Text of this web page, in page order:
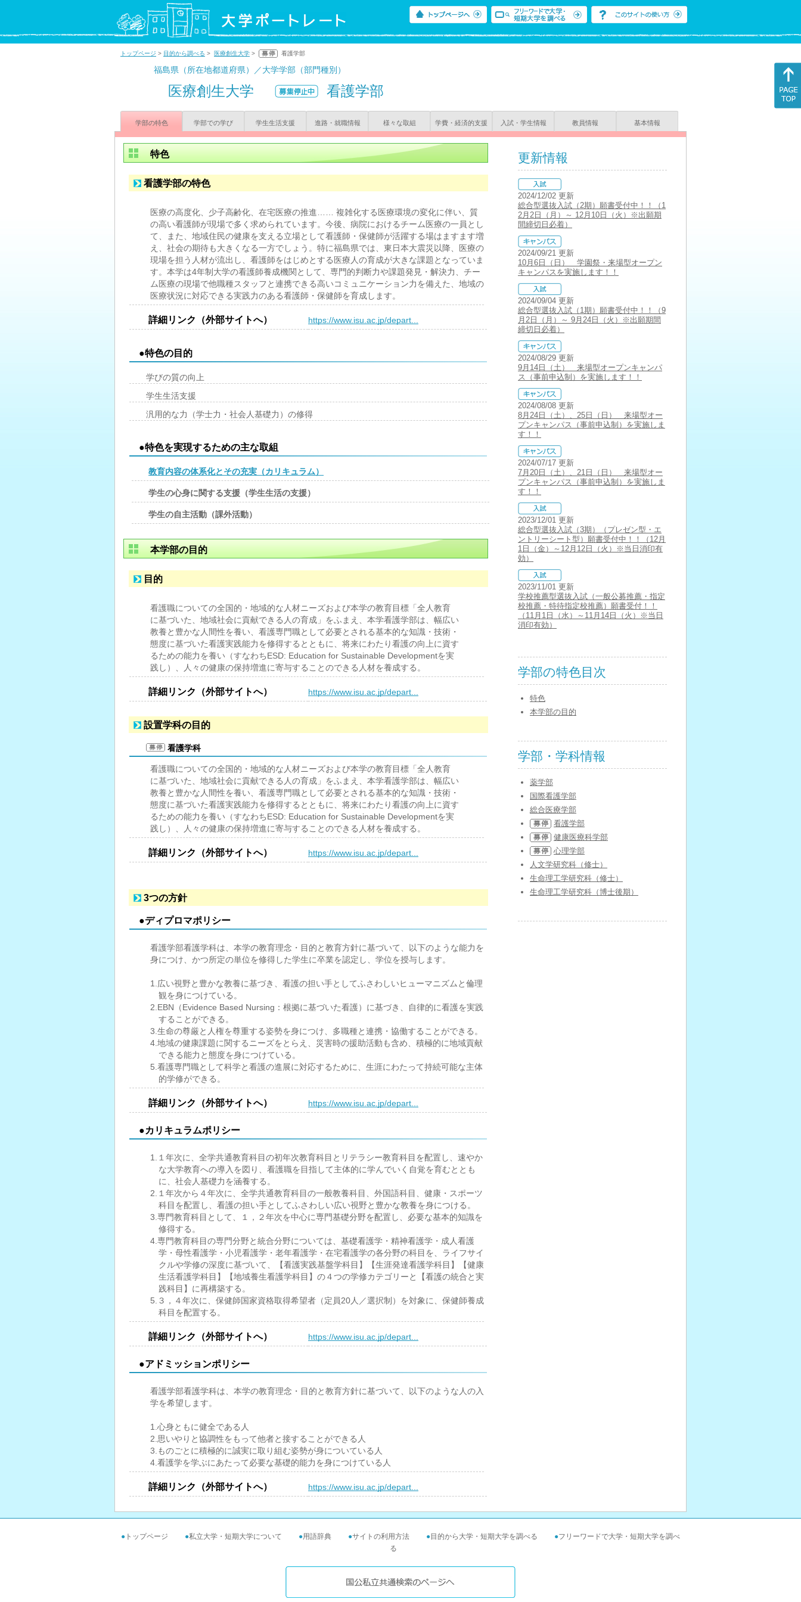
トップページ > 目的から調べる > 医療創生大学 > 看護学部
福島県（所在地都道府県）／大学学部（部門種別）
医療創生大学 看護学部
学部の特色 学部での学び 学生生活支援 進路・就職情報 様々な取組 学費・経済的支援 入試・学生情報 教員情報 基本情報
特色
看護学部の特色
医療の高度化、少子高齢化、在宅医療の推進…… 複雑化する医療環境の変化に伴い、質
の高い看護師が現場で多く求められています。今後、病院におけるチーム医療の一員とし
て、また、地域住民の健康を支える立場として看護師・保健師が活躍する場はますます増
え、社会の期待も大きくなる一方でしょう。特に福島県では、東日本大震災以降、医療の
現場を担う人材が流出し、看護師をはじめとする医療人の育成が大きな課題となっていま
す。本学は4年制大学の看護師養成機関として、専門的判断力や課題発見・解決力、チー
ム医療の現場で他職種スタッフと連携できる高いコミュニケーション力を備えた、地域の
医療状況に対応できる実践力のある看護師・保健師を育成します。
詳細リンク（外部サイトへ） https://www.isu.ac.jp/depart...
●特色の目的
学びの質の向上
学生生活支援
汎用的な力（学士力・社会人基礎力）の修得
●特色を実現するための主な取組
教育内容の体系化とその充実（カリキュラム）
学生の心身に関する支援（学生生活の支援）
学生の自主活動（課外活動）
本学部の目的
目的
看護職についての全国的・地域的な人材ニーズおよび本学の教育目標「全人教育
に基づいた、地域社会に貢献できる人の育成」をふまえ、本学看護学部は、幅広い
教養と豊かな人間性を養い、看護専門職として必要とされる基本的な知識・技術・
態度に基づいた看護実践能力を修得するとともに、将来にわたり看護の向上に資す
るための能力を養い（すなわちESD: Education for Sustainable Developmentを実
践し）、人々の健康の保持増進に寄与することのできる人材を養成する。
詳細リンク（外部サイトへ） https://www.isu.ac.jp/depart...
設置学科の目的
看護学科
看護職についての全国的・地域的な人材ニーズおよび本学の教育目標「全人教育
に基づいた、地域社会に貢献できる人の育成」をふまえ、本学看護学部は、幅広い
教養と豊かな人間性を養い、看護専門職として必要とされる基本的な知識・技術・
態度に基づいた看護実践能力を修得するとともに、将来にわたり看護の向上に資す
るための能力を養い（すなわちESD: Education for Sustainable Developmentを実
践し）、人々の健康の保持増進に寄与することのできる人材を養成する。
詳細リンク（外部サイトへ） https://www.isu.ac.jp/depart...
3つの方針
●ディプロマポリシー
看護学部看護学科は、本学の教育理念・目的と教育方針に基づいて、以下のような能力を
身につけ、かつ所定の単位を修得した学生に卒業を認定し、学位を授与します。
1.広い視野と豊かな教養に基づき、看護の担い手としてふさわしいヒューマニズムと倫理
観を身につけている。
2.EBN（Evidence Based Nursing：根拠に基づいた看護）に基づき、自律的に看護を実践
することができる。
3.生命の尊厳と人権を尊重する姿勢を身につけ、多職種と連携・協働することができる。
4.地域の健康課題に関するニーズをとらえ、災害時の援助活動も含め、積極的に地域貢献
できる能力と態度を身につけている。
5.看護専門職として科学と看護の進展に対応するために、生涯にわたって持続可能な主体
的学修ができる。
詳細リンク（外部サイトへ） https://www.isu.ac.jp/depart...
●カリキュラムポリシー
1.１年次に、全学共通教育科目の初年次教育科目とリテラシー教育科目を配置し、速やか
な大学教育への導入を図り、看護職を目指して主体的に学んでいく自覚を育むととも
に、社会人基礎力を涵養する。
2.１年次から４年次に、全学共通教育科目の一般教養科目、外国語科目、健康・スポーツ
科目を配置し、看護の担い手としてふさわしい広い視野と豊かな教養を身につける。
3.専門教育科目として、１，２年次を中心に専門基礎分野を配置し、必要な基本的知識を
修得する。
4.専門教育科目の専門分野と統合分野については、基礎看護学・精神看護学・成人看護
学・母性看護学・小児看護学・老年看護学・在宅看護学の各分野の科目を、ライフサイ
クルや学修の深度に基づいて、【看護実践基盤学科目】【生涯発達看護学科目】【健康
生活看護学科目】【地域養生看護学科目】の４つの学修カテゴリーと【看護の統合と実
践科目】に再構築する。
5.３，４年次に、保健師国家資格取得希望者（定員20人／選択制）を対象に、保健師養成
科目を配置する。
詳細リンク（外部サイトへ） https://www.isu.ac.jp/depart...
●アドミッションポリシー
看護学部看護学科は、本学の教育理念・目的と教育方針に基づいて、以下のような人の入
学を希望します。
1.心身ともに健全である人
2.思いやりと協調性をもって他者と接することができる人
3.ものごとに積極的に誠実に取り組む姿勢が身についている人
4.看護学を学ぶにあたって必要な基礎的能力を身につけている人
詳細リンク（外部サイトへ） https://www.isu.ac.jp/depart...
更新情報
2024/12/02 更新
総合型選抜入試（2期）願書受付中！！（1
2月2日（月）～ 12月10日（火）※出願期
間締切日必着）
2024/09/21 更新
10月6日（日） 学園祭・来場型オープン
キャンパスを実施します！！
2024/09/04 更新
総合型選抜入試（1期）願書受付中！！（9
月2日（月）～ 9月24日（火）※出願期間
締切日必着）
2024/08/29 更新
9月14日（土） 来場型オープンキャンパ
ス（事前申込制）を実施します！！
2024/08/08 更新
8月24日（土）、25日（日） 来場型オー
プンキャンパス（事前申込制）を実施しま
す！！
2024/07/17 更新
7月20日（土）、21日（日） 来場型オー
プンキャンパス（事前申込制）を実施しま
す！！
2023/12/01 更新
総合型選抜入試（3期）（プレゼン型・エ
ントリーシート型）願書受付中！！（12月
1日（金）～12月12日（火）※当日消印有
効）
2023/11/01 更新
学校推薦型選抜入試（一般公募推薦・指定
校推薦・特待指定校推薦）願書受付！！
（11月1日（水）～11月14日（火）※当日
消印有効）
学部の特色目次
特色
本学部の目的
学部・学科情報
薬学部
国際看護学部
総合医療学部
看護学部
健康医療科学部
心理学部
人文学研究科（修士）
生命理工学研究科（修士）
生命理工学研究科（博士後期）
● トップページ ●私立大学・短期大学について ●用語辞典 ●サイトの利用方法 ●目的から大学・短期大学を調べる ●フリーワードで大学・短期大学を調べ
る